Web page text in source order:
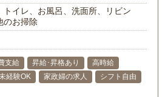
トイレ、お風呂、洗面所、リビン
のお掃除
支給 昇給･昇格あり
高時給
経験OK 家政婦の求人
シフト自由